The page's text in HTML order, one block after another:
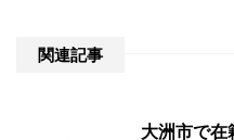
関連記事
大洲市で在